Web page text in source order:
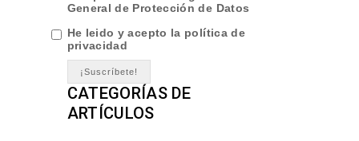
General de Protección de Datos
He leido y acepto la política de
privacidad
CATEGORÍAS DE
ARTÍCULOS